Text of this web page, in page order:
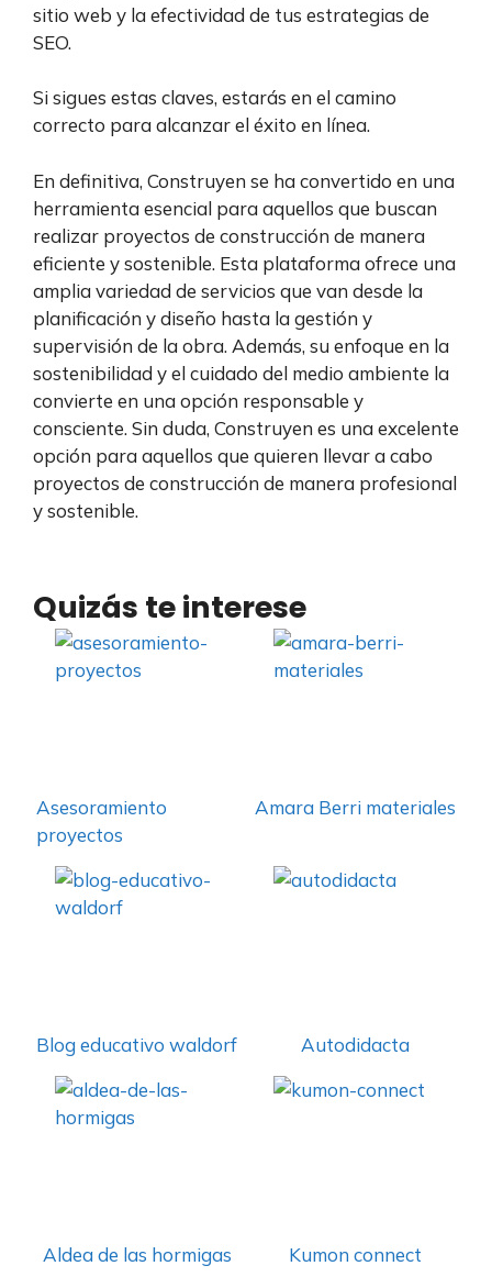
sitio web y la efectividad de tus estrategias de
SEO.
Si sigues estas claves, estarás en el camino
correcto para alcanzar el éxito en línea.
En definitiva, Construyen se ha convertido en una
herramienta esencial para aquellos que buscan
realizar proyectos de construcción de manera
eficiente y sostenible. Esta plataforma ofrece una
amplia variedad de servicios que van desde la
planificación y diseño hasta la gestión y
supervisión de la obra. Además, su enfoque en la
sostenibilidad y el cuidado del medio ambiente la
convierte en una opción responsable y
consciente. Sin duda, Construyen es una excelente
opción para aquellos que quieren llevar a cabo
proyectos de construcción de manera profesional
y sostenible.
Quizás te interese
Asesoramiento
proyectos
Amara Berri materiales
Blog educativo waldorf Autodidacta
Aldea de las hormigas Kumon connect